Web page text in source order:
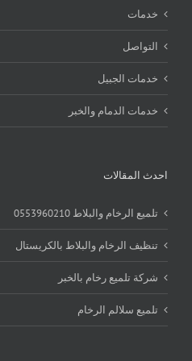
خدمات
التواصل
خدمات الجبيل
خدمات الدمام والخبر
احدث المقالات
تلميع الرخام والبلاط 0553960210
تنظيف الرخام والبلاط بالكريستال
شركة تلميع رخام بالخبر
تلميع سلالم الرخام